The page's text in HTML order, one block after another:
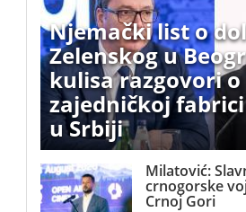
Njemački list o
Zelenskog u
kulisa razgovori o
zajedničkoj
u Srbiji
Milatović:
crnogorske
Crnoj Gori